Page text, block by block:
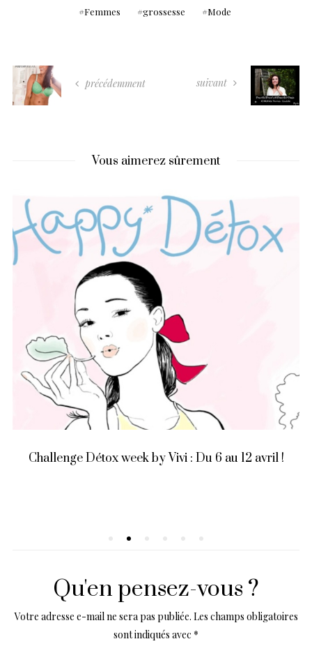
Femmes grossesse Mode
précédemment suivant
Vous aimerez sûrement
Challenge Détox week by Vivi : Du 6 au 12 avril !
Qu'en pensez-vous ?
Votre adresse e-mail ne sera pas publiée. Les champs obligatoires
sont indiqués avec *